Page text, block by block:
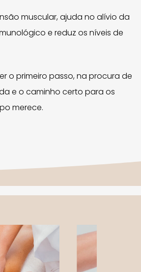
muscular, ajuda no alívio da
e reduz os níveis de
o primeiro passo, na procura de
e o caminho certo para os
merece.